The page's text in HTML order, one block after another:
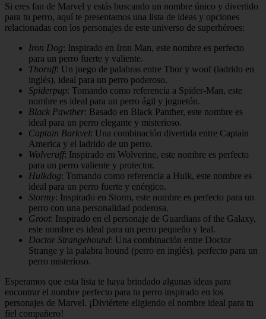
Si eres fan de Marvel y estás buscando un nombre único y divertido
para tu perro, aquí te presentamos una lista de ideas y opciones
relacionadas con los personajes de este universo de superhéroes:
Iron Dog: Inspirado en Iron Man, este nombre es perfecto
para un perro fuerte y valiente.
Thoruff: Un juego de palabras entre Thor y woof (ladrido en
inglés), ideal para un perro poderoso.
Spiderpup: Tomando como referencia a Spider-Man, este
nombre es ideal para un perro ágil y juguetón.
Black Pawther: Basado en Black Panther, este nombre es
ideal para un perro elegante y misterioso.
Captain Barkvel: Una combinación divertida entre Captain
America y el ladrido de un perro.
Wolveruff: Inspirado en Wolverine, este nombre es perfecto
para un perro valiente y protector.
Hulkdog: Tomando como referencia a Hulk, este nombre es
ideal para un perro fuerte y enérgico.
Stormy: Inspirado en Storm, este nombre es perfecto para un
perro con una personalidad poderosa.
Groot: Inspirado en el personaje de Guardians of the Galaxy,
este nombre es ideal para un perro pequeño y leal.
Doctor Strangehound: Una combinación entre Doctor
Strange y la palabra hound (perro en inglés), perfecto para un
perro misterioso.
Esperamos que esta lista te haya brindado algunas ideas para
encontrar el nombre perfecto para tu perro inspirado en los
personajes de Marvel. ¡Diviértete eligiendo el nombre ideal para tu
fiel compañero!